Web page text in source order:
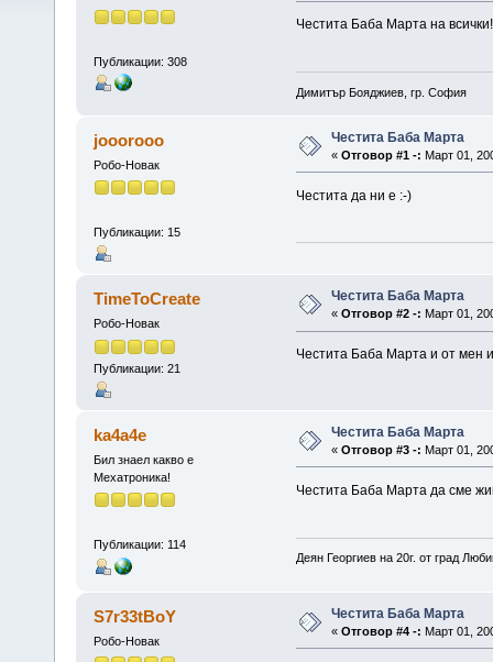
Публикации: 308
Честита Баба Марта на
Димитър Бояджиев, гр. София
jooorooo
Робо-Новак
Публикации: 15
Честита Баба Марта
« Отговор #1 -: Март 01,
Честита да ни е :-)
TimeToCreate
Робо-Новак
Публикации: 21
Честита Баба Марта
« Отговор #2 -: Март 01,
Честита Баба Марта и от мен
ka4a4e
Бил знаел какво е
Мехатроника!
Публикации: 114
Честита Баба Марта
« Отговор #3 -: Март 01,
Честита Баба Марта да сме
Деян Георгиев на 20г. от град
S7r33tBoY
Робо-Новак
Честита Баба Марта
« Отговор #4 -: Март 01,